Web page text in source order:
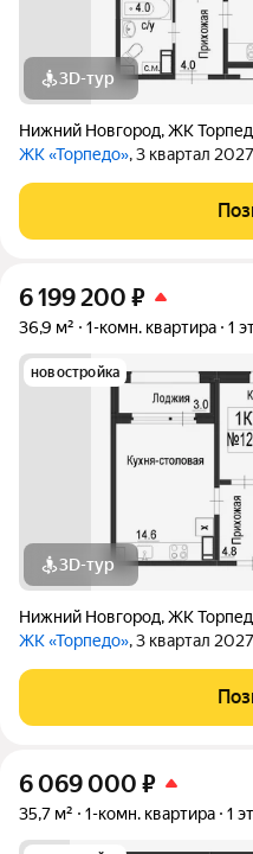
3D-тур
Нижний Новгород,ЖК
ЖК «Торпедо», 3 квартал 2027
6 199 200 ₽
36,9 м² 1-комн. квартира 1
новостройка
3D-тур
Нижний Новгород,ЖК
ЖК «Торпедо», 3 квартал 2027
6 069 000 ₽
35,7 м² 1-комн. квартира 1